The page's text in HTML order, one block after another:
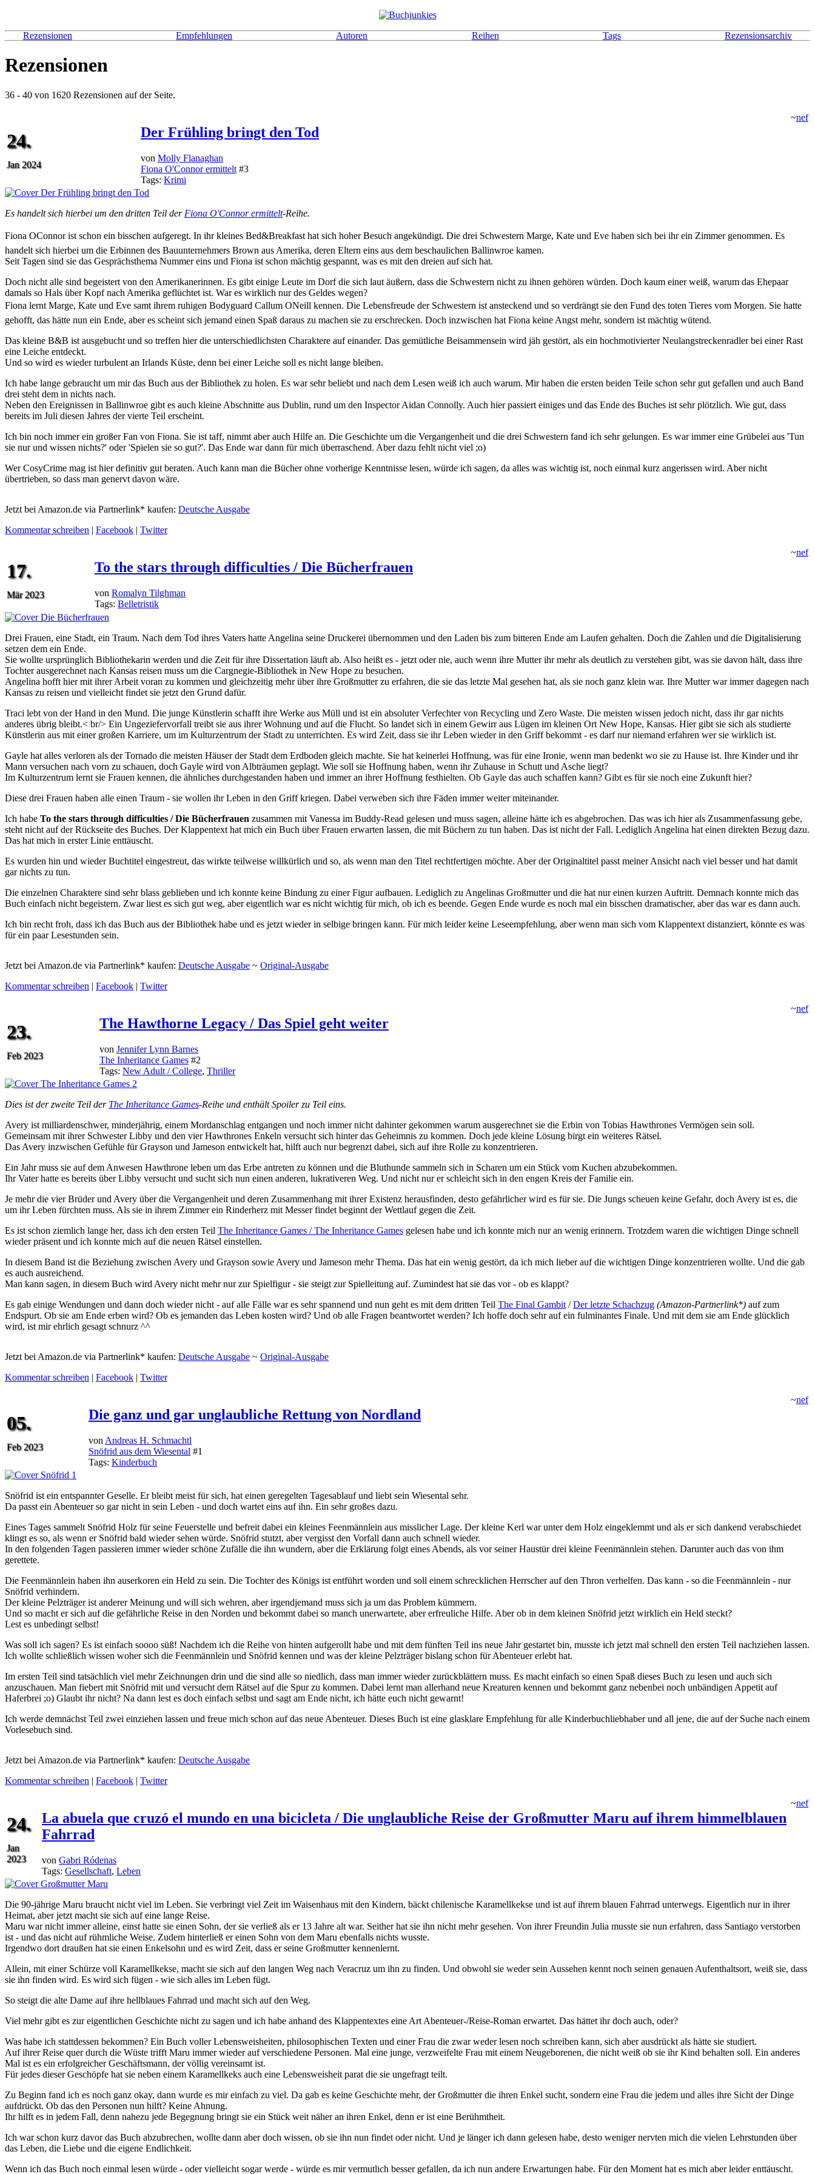
Rezensionen Empfehlungen Autoren Reihen Tags Rezensionsarchiv
Rezensionen
36 - 40 von 1620 Rezensionen auf der Seite.
24.
Jan 2024
~nef
Der Frühling bringt den Tod
von Molly Flanaghan
Fiona O'Connor ermittelt #3
Tags: Krimi
Es handelt sich hierbei um den dritten Teil der Fiona O'Connor ermittelt-Reihe.
Fiona OConnor ist schon ein bisschen aufgeregt. In ihr kleines Bed&Breakfast hat sich hoher Besuch angekündigt. Die drei Schwestern Marge, Kate und Eve haben sich bei ihr ein Zimmer genommen. Es
handelt sich hierbei um die Erbinnen des Bauunternehmers Brown aus Amerika, deren Eltern eins aus dem beschaulichen Ballinwroe kamen.
Seit Tagen sind sie das Gesprächsthema Nummer eins und Fiona ist schon mächtig gespannt, was es mit den dreien auf sich hat.
Doch nicht alle sind begeistert von den Amerikanerinnen. Es gibt einige Leute im Dorf die sich laut äußern, dass die Schwestern nicht zu ihnen gehören würden. Doch kaum einer weiß, warum das Ehepaar
damals so Hals über Kopf nach Amerika geflüchtet ist. War es wirklich nur des Geldes wegen?
Fiona lernt Marge, Kate und Eve samt ihrem ruhigen Bodyguard Callum ONeill kennen. Die Lebensfreude der Schwestern ist ansteckend und so verdrängt sie den Fund des toten Tieres vom Morgen. Sie hatte
gehofft, das hätte nun ein Ende, aber es scheint sich jemand einen Spaß daraus zu machen sie zu erschrecken. Doch inzwischen hat Fiona keine Angst mehr, sondern ist mächtig wütend.
Das kleine B&B ist ausgebucht und so treffen hier die unterschiedlichsten Charaktere auf einander. Das gemütliche Beisammensein wird jäh gestört, als ein hochmotivierter Neulangstreckenradler bei einer Rast
eine Leiche entdeckt.
Und so wird es wieder turbulent an Irlands Küste, denn bei einer Leiche soll es nicht lange bleiben.
Ich habe lange gebraucht um mir das Buch aus der Bibliothek zu holen. Es war sehr beliebt und nach dem Lesen weiß ich auch warum. Mir haben die ersten beiden Teile schon sehr gut gefallen und auch Band
drei steht dem in nichts nach.
Neben den Ereignissen in Ballinwroe gibt es auch kleine Abschnitte aus Dublin, rund um den Inspector Aidan Connolly. Auch hier passiert einiges und das Ende des Buches ist sehr plötzlich. Wie gut, dass
bereits im Juli diesen Jahres der vierte Teil erscheint.
Ich bin noch immer ein großer Fan von Fiona. Sie ist taff, nimmt aber auch Hilfe an. Die Geschichte um die Vergangenheit und die drei Schwestern fand ich sehr gelungen. Es war immer eine Grübelei aus 'Tun
sie nur und wissen nichts?' oder 'Spielen sie so gut?'. Das Ende war dann für mich überraschend. Aber dazu fehlt nicht viel ;o)
Wer CosyCrime mag ist hier definitiv gut beraten. Auch kann man die Bücher ohne vorherige Kenntnisse lesen, würde ich sagen, da alles was wichtig ist, noch einmal kurz angerissen wird. Aber nicht
übertrieben, so dass man genervt davon wäre.
Jetzt bei Amazon.de via Partnerlink* kaufen: Deutsche Ausgabe
Kommentar schreiben | Facebook | Twitter
17.
Mär 2023
~nef
To the stars through difficulties / Die Bücherfrauen
von Romalyn Tilghman
Tags: Belletristik
Drei Frauen, eine Stadt, ein Traum. Nach dem Tod ihres Vaters hatte Angelina seine Druckerei übernommen und den Laden bis zum bitteren Ende am Laufen gehalten. Doch die Zahlen und die Digitalisierung
setzen dem ein Ende.
Sie wollte ursprünglich Bibliothekarin werden und die Zeit für ihre Dissertation läuft ab. Also heißt es - jetzt oder nie, auch wenn ihre Mutter ihr mehr als deutlich zu verstehen gibt, was sie davon hält, dass ihre
Tochter ausgerechnet nach Kansas reisen muss um die Cargnegie-Bibliothek in New Hope zu besuchen.
Angelina hofft hier mit ihrer Arbeit voran zu kommen und gleichzeitig mehr über ihre Großmutter zu erfahren, die sie das letzte Mal gesehen hat, als sie noch ganz klein war. Ihre Mutter war immer dagegen nach
Kansas zu reisen und vielleicht findet sie jetzt den Grund dafür.
Traci lebt von der Hand in den Mund. Die junge Künstlerin schafft ihre Werke aus Müll und ist ein absoluter Verfechter von Recycling und Zero Waste. Die meisten wissen jedoch nicht, dass ihr gar nichts
anderes übrig bleibt.< br/> Ein Ungeziefervorfall treibt sie aus ihrer Wohnung und auf die Flucht. So landet sich in einem Gewirr aus Lügen im kleinen Ort New Hope, Kansas. Hier gibt sie sich als studierte
Künstlerin aus mit einer großen Karriere, um im Kulturzentrum der Stadt zu unterrichten. Es wird Zeit, dass sie ihr Leben wieder in den Griff bekommt - es darf nur niemand erfahren wer sie wirklich ist.
Gayle hat alles verloren als der Tornado die meisten Häuser der Stadt dem Erdboden gleich machte. Sie hat keinerlei Hoffnung, was für eine Ironie, wenn man bedenkt wo sie zu Hause ist. Ihre Kinder und ihr
Mann versuchen nach vorn zu schauen, doch Gayle wird von Albträumen geplagt. Wie soll sie Hoffnung haben, wenn ihr Zuhause in Schutt und Asche liegt?
Im Kulturzentrum lernt sie Frauen kennen, die ähnliches durchgestanden haben und immer an ihrer Hoffnung festhielten. Ob Gayle das auch schaffen kann? Gibt es für sie noch eine Zukunft hier?
Diese drei Frauen haben alle einen Traum - sie wollen ihr Leben in den Griff kriegen. Dabei verweben sich ihre Fäden immer weiter miteinander.
Ich habe To the stars through difficulties / Die Bücherfrauen zusammen mit Vanessa im Buddy-Read gelesen und muss sagen, alleine hätte ich es abgebrochen. Das was ich hier als Zusammenfassung gebe,
steht nicht auf der Rückseite des Buches. Der Klappentext hat mich ein Buch über Frauen erwarten lassen, die mit Büchern zu tun haben. Das ist nicht der Fall. Lediglich Angelina hat einen direkten Bezug dazu.
Das hat mich in erster Linie enttäuscht.
Es wurden hin und wieder Buchtitel eingestreut, das wirkte teilweise willkürlich und so, als wenn man den Titel rechtfertigen möchte. Aber der Originaltitel passt meiner Ansicht nach viel besser und hat damit
gar nichts zu tun.
Die einzelnen Charaktere sind sehr blass geblieben und ich konnte keine Bindung zu einer Figur aufbauen. Lediglich zu Angelinas Großmutter und die hat nur einen kurzen Auftritt. Demnach konnte mich das
Buch einfach nicht begeistern. Zwar liest es sich gut weg, aber eigentlich war es nicht wichtig für mich, ob ich es beende. Gegen Ende wurde es noch mal ein bisschen dramatischer, aber das war es dann auch.
Ich bin recht froh, dass ich das Buch aus der Bibliothek habe und es jetzt wieder in selbige bringen kann. Für mich leider keine Leseempfehlung, aber wenn man sich vom Klappentext distanziert, könnte es was
für ein paar Lesestunden sein.
Jetzt bei Amazon.de via Partnerlink* kaufen: Deutsche Ausgabe ~ Original-Ausgabe
Kommentar schreiben | Facebook | Twitter
23.
Feb 2023
~nef
The Hawthorne Legacy / Das Spiel geht weiter
von Jennifer Lynn Barnes
The Inheritance Games #2
Tags: New Adult / College, Thriller
Dies ist der zweite Teil der The Inheritance Games-Reihe und enthält Spoiler zu Teil eins.
Avery ist milliardenschwer, minderjährig, einem Mordanschlag entgangen und noch immer nicht dahinter gekommen warum ausgerechnet sie die Erbin von Tobias Hawthrones Vermögen sein soll.
Gemeinsam mit ihrer Schwester Libby und den vier Hawthrones Enkeln versucht sich hinter das Geheimnis zu kommen. Doch jede kleine Lösung birgt ein weiteres Rätsel.
Das Avery inzwischen Gefühle für Grayson und Jameson entwickelt hat, hilft auch nur begrenzt dabei, sich auf ihre Rolle zu konzentrieren.
Ein Jahr muss sie auf dem Anwesen Hawthrone leben um das Erbe antreten zu können und die Bluthunde sammeln sich in Scharen um ein Stück vom Kuchen abzubekommen.
Ihr Vater hatte es bereits über Libby versucht und sucht sich nun einen anderen, lukrativeren Weg. Und nicht nur er schleicht sich in den engen Kreis der Familie ein.
Je mehr die vier Brüder und Avery über die Vergangenheit und deren Zusammenhang mit ihrer Existenz herausfinden, desto gefährlicher wird es für sie. Die Jungs scheuen keine Gefahr, doch Avery ist es, die
um ihr Leben fürchten muss. Als sie in ihrem Zimmer ein Rinderherz mit Messer findet beginnt der Wettlauf gegen die Zeit.
Es ist schon ziemlich lange her, dass ich den ersten Teil The Inheritance Games / The Inheritance Games gelesen habe und ich konnte mich nur an wenig erinnern. Trotzdem waren die wichtigen Dinge schnell
wieder präsent und ich konnte mich auf die neuen Rätsel einstellen.
In diesem Band ist die Beziehung zwischen Avery und Grayson sowie Avery und Jameson mehr Thema. Das hat ein wenig gestört, da ich mich lieber auf die wichtigen Dinge konzentrieren wollte. Und die gab
es auch ausreichend.
Man kann sagen, in diesem Buch wird Avery nicht mehr nur zur Spielfigur - sie steigt zur Spielleitung auf. Zumindest hat sie das vor - ob es klappt?
Es gab einige Wendungen und dann doch wieder nicht - auf alle Fälle war es sehr spannend und nun geht es mit dem dritten Teil The Final Gambit /Der letzte Schachzug (Amazon-Partnerlink*) auf zum
Endspurt. Ob sie am Ende erben wird? Ob es jemanden das Leben kosten wird? Und ob alle Fragen beantwortet werden? Ich hoffe doch sehr auf ein fulminantes Finale. Und mit dem sie am Ende glücklich
wird, ist mir ehrlich gesagt schnurz ^^
Jetzt bei Amazon.de via Partnerlink* kaufen: Deutsche Ausgabe ~ Original-Ausgabe
Kommentar schreiben | Facebook | Twitter
05.
Feb 2023
~nef
Die ganz und gar unglaubliche Rettung von Nordland
von Andreas H. Schmachtl
Snöfrid aus dem Wiesental #1
Tags: Kinderbuch
Snöfrid ist ein entspannter Geselle. Er bleibt meist für sich, hat einen geregelten Tagesablauf und liebt sein Wiesental sehr.
Da passt ein Abenteuer so gar nicht in sein Leben - und doch wartet eins auf ihn. Ein sehr großes dazu.
Eines Tages sammelt Snöfrid Holz für seine Feuerstelle und befreit dabei ein kleines Feenmännlein aus misslicher Lage. Der kleine Kerl war unter dem Holz eingeklemmt und als er sich dankend verabschiedet
klingt es so, als wenn er Snöfrid bald wieder sehen würde. Snöfrid stutzt, aber vergisst den Vorfall dann auch schnell wieder.
In den folgenden Tagen passieren immer wieder schöne Zufälle die ihn wundern, aber die Erklärung folgt eines Abends, als vor seiner Haustür drei kleine Feenmännlein stehen. Darunter auch das von ihm
gerettete.
Die Feenmännlein haben ihn auserkoren ein Held zu sein. Die Tochter des Königs ist entführt worden und soll einem schrecklichen Herrscher auf den Thron verhelfen. Das kann - so die Feenmännlein - nur
Snöfrid verhindern.
Der kleine Pelzträger ist anderer Meinung und will sich wehren, aber irgendjemand muss sich ja um das Problem kümmern.
Und so macht er sich auf die gefährliche Reise in den Norden und bekommt dabei so manch unerwartete, aber erfreuliche Hilfe. Aber ob in dem kleinen Snöfrid jetzt wirklich ein Held steckt?
Lest es unbedingt selbst!
Was soll ich sagen? Es ist einfach soooo süß! Nachdem ich die Reihe von hinten aufgerollt habe und mit dem fünften Teil ins neue Jahr gestartet bin, musste ich jetzt mal schnell den ersten Teil nachziehen lassen.
Ich wollte schließlich wissen woher sich die Feenmännlein und Snöfrid kennen und was der kleine Pelzträger bislang schon für Abenteuer erlebt hat.
Im ersten Teil sind tatsächlich viel mehr Zeichnungen drin und die sind alle so niedlich, dass man immer wieder zurückblättern muss. Es macht einfach so einen Spaß dieses Buch zu lesen und auch sich
anzuschauen. Man fiebert mit Snöfrid mit und versucht dem Rätsel auf die Spur zu kommen. Dabei lernt man allerhand neue Kreaturen kennen und bekommt ganz nebenbei noch unbändigen Appetit auf
Haferbrei ;o) Glaubt ihr nicht? Na dann lest es doch einfach selbst und sagt am Ende nicht, ich hätte euch nicht gewarnt!
Ich werde demnächst Teil zwei einziehen lassen und freue mich schon auf das neue Abenteuer. Dieses Buch ist eine glasklare Empfehlung für alle Kinderbuchliebhaber und all jene, die auf der Suche nach einem
Vorlesebuch sind.
Jetzt bei Amazon.de via Partnerlink* kaufen: Deutsche Ausgabe
Kommentar schreiben | Facebook | Twitter
24.
Jan
2023
~nef
La abuela que cruzó el mundo en una bicicleta / Die unglaubliche Reise der Großmutter Maru auf ihrem himmelblauen
Fahrrad
von Gabri Ródenas
Tags: Gesellschaft, Leben
Die 90-jährige Maru braucht nicht viel im Leben. Sie verbringt viel Zeit im Waisenhaus mit den Kindern, bäckt chilenische Karamellkekse und ist auf ihrem blauen Fahrrad unterwegs. Eigentlich nur in ihrer
Heimat, aber jetzt macht sie sich auf eine lange Reise.
Maru war nicht immer alleine, einst hatte sie einen Sohn, der sie verließ als er 13 Jahre alt war. Seither hat sie ihn nicht mehr gesehen. Von ihrer Freundin Julia musste sie nun erfahren, dass Santiago verstorben
ist - und das nicht auf rühmliche Weise. Zudem hinterließ er einen Sohn von dem Maru ebenfalls nichts wusste.
Irgendwo dort draußen hat sie einen Enkelsohn und es wird Zeit, dass er seine Großmutter kennenlernt.
Allein, mit einer Schürze voll Karamellkekse, macht sie sich auf den langen Weg nach Veracruz um ihn zu finden. Und obwohl sie weder sein Aussehen kennt noch seinen genauen Aufenthaltsort, weiß sie, dass
sie ihn finden wird. Es wird sich fügen - wie sich alles im Leben fügt.
So steigt die alte Dame auf ihre hellblaues Fahrrad und macht sich auf den Weg.
Viel mehr gibt es zur eigentlichen Geschichte nicht zu sagen und ich habe anhand des Klappentextes eine Art Abenteuer-/Reise-Roman erwartet. Das hättet ihr doch auch, oder?
Was habe ich stattdessen bekommen? Ein Buch voller Lebensweisheiten, philosophischen Texten und einer Frau die zwar weder lesen noch schreiben kann, sich aber ausdrückt als hätte sie studiert.
Auf ihrer Reise quer durch die Wüste trifft Maru immer wieder auf verschiedene Personen. Mal eine junge, verzweifelte Frau mit einem Neugeborenen, die nicht weiß ob sie ihr Kind behalten soll. Ein anderes
Mal ist es ein erfolgreicher Geschäftsmann, der völlig vereinsamt ist.
Für jedes dieser Geschöpfe hat sie neben einem Karamellkeks auch eine Lebensweisheit parat die sie ungefragt teilt.
Zu Beginn fand ich es noch ganz okay, dann wurde es mir einfach zu viel. Da gab es keine Geschichte mehr, der Großmutter die ihren Enkel sucht, sondern eine Frau die jedem und alles ihre Sicht der Dinge
aufdrückt. Ob das den Personen nun hilft? Keine Ahnung.
Ihr hilft es in jedem Fall, denn nahezu jede Begegnung bringt sie ein Stück weit näher an ihren Enkel, denn er ist eine Berühmtheit.
Ich war schon kurz davor das Buch abzubrechen, wollte dann aber doch wissen, ob sie ihn nun findet oder nicht. Und je länger ich dann gelesen habe, desto weniger nervten mich die vielen Lehrstunden über
das Leben, die Liebe und die eigene Endlichkeit.
Wenn ich das Buch noch einmal lesen würde - oder vielleicht sogar werde - würde es mir vermutlich besser gefallen, da ich nun andere Erwartungen habe. Für den Moment hat es mich aber leider enttäuscht.